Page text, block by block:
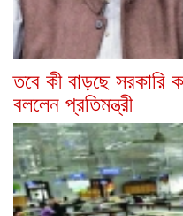
তবে কী বাড়ছে সরকারি
বললেন প্রতিমন্ত্রী